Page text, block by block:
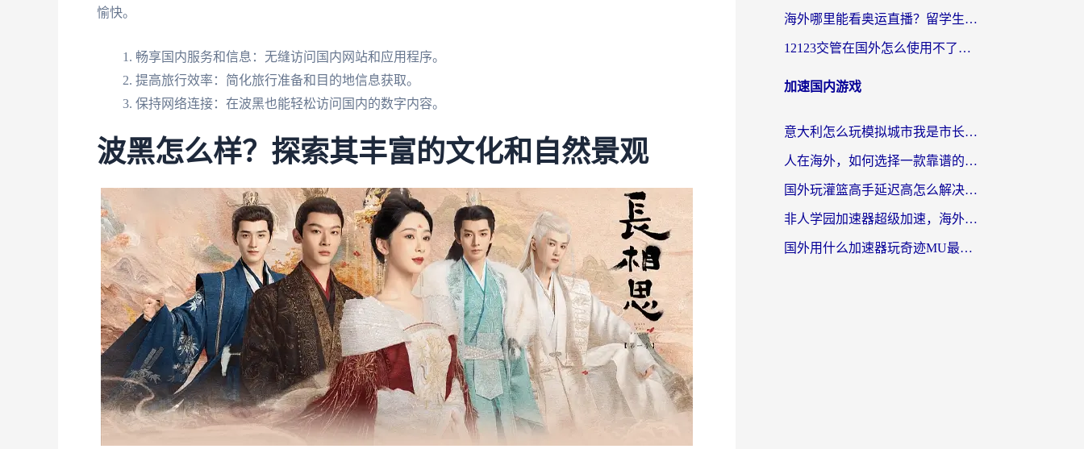
愉快。
畅享国内服务和信息：无缝访问国内网站和应用程序。
提高旅行效率：简化旅行准备和目的地信息获取。
保持网络连接：在波黑也能轻松访问国内的数字内容。
波黑怎么样？探索其丰富的文化和自然景观
海外哪里能看奥运直播？留学生&海外华人必看的体育赛事观赛终极指南
12123交管在国外怎么使用不了？海外华人必看的无缝访问国内资源指南
加速国内游戏
意大利怎么玩模拟城市我是市长？海外党国服游戏加速终极攻略（附三国3量子特攻解决办法）
人在海外，如何选择一款靠谱的玩剑灵2加速器？
国外玩灌篮高手延迟高怎么解决？海外玩家国服游戏加速终极指南
非人学园加速器超级加速，海外玩家重返国服的通行证
国外用什么加速器玩奇迹MU最好？2026海外玩家国服游戏加速全攻略